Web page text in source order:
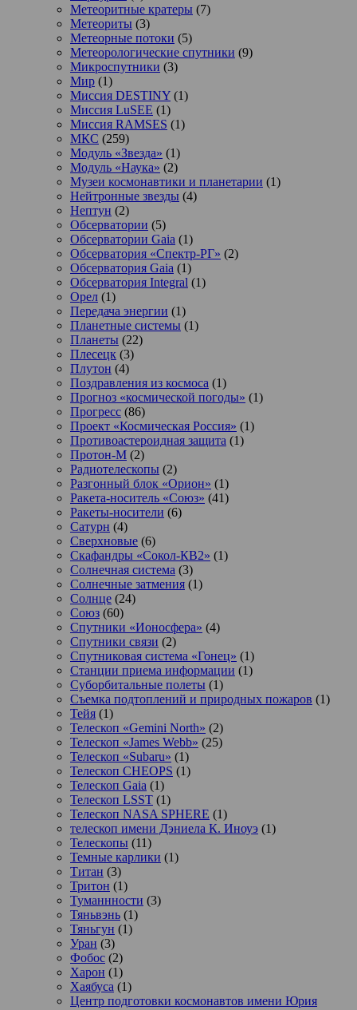
Метеоритные кратеры (7)
Метеориты (3)
Метеорные потоки (5)
Метеорологические спутники (9)
Микроспутники (3)
Мир (1)
Миссия DESTINY (1)
Миссия LuSEE (1)
Миссия RAMSES (1)
МКС (259)
Модуль «Звезда» (1)
Модуль «Наука» (2)
Музеи космонавтики и планетарии (1)
Нейтронные звезды (4)
Нептун (2)
Обсерватории (5)
Обсерватории Gaia (1)
Обсерватория «Спектр-РГ» (2)
Обсерватория Gaia (1)
Обсерватория Integral (1)
Орел (1)
Передача энергии (1)
Планетные системы (1)
Планеты (22)
Плесецк (3)
Плутон (4)
Поздравления из космоса (1)
Прогноз «космической погоды» (1)
Прогресс (86)
Проект «Космическая Россия» (1)
Противоастероидная защита (1)
Протон-М (2)
Радиотелескопы (2)
Разгонный блок «Орион» (1)
Ракета-носитель «Союз» (41)
Ракеты-носители (6)
Сатурн (4)
Сверхновые (6)
Скафандры «Сокол-КВ2» (1)
Солнечная система (3)
Солнечные затмения (1)
Солнце (24)
Союз (60)
Спутники «Ионосфера» (4)
Спутники связи (2)
Спутниковая система «Гонец» (1)
Станции приема информации (1)
Суборбитальные полеты (1)
Съемка подтоплений и природных пожаров (1)
Тейя (1)
Телескоп «Gemini North» (2)
Телескоп «James Webb» (25)
Телескоп «Subaru» (1)
Телескоп CHEOPS (1)
Телескоп Gaia (1)
Телескоп LSST (1)
Телескоп NASA SPHERE (1)
телескоп имени Дэниела К. Иноуэ (1)
Телескопы (11)
Темные карлики (1)
Титан (3)
Тритон (1)
Туманнности (3)
Тяньвэнь (1)
Тяньгун (1)
Уран (3)
Фобос (2)
Харон (1)
Хаябуса (1)
Центр подготовки космонавтов имени Юрия